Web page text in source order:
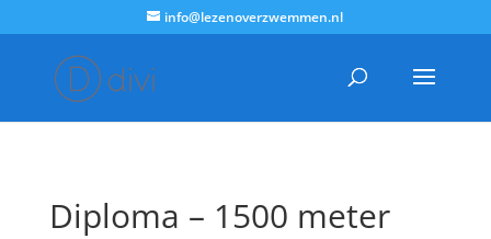
info@lezenoverzwemmen.nl
Diploma – 1500 meter